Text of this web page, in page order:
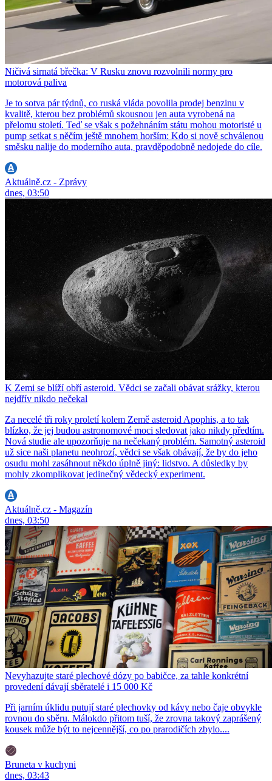
Ničivá sirnatá břečka: V Rusku znovu rozvolnili normy pro
motorová paliva
Je to sotva pár týdnů, co ruská vláda povolila prodej benzinu v
kvalitě, kterou bez problémů skousnou jen auta vyrobená na
přelomu století. Teď se však s požehnáním státu mohou motoristé u
pump setkat s něčím ještě mnohem horším: Kdo si nově schválenou
směsku nalije do moderního auta, pravděpodobně nedojede do cíle.
Aktuálně.cz - Zprávy
dnes, 03:50
K Zemi se blíží obří asteroid. Vědci se začali obávat srážky, kterou
nejdřív nikdo nečekal
Za necelé tři roky proletí kolem Země asteroid Apophis, a to tak
blízko, že jej budou astronomové moci sledovat jako nikdy předtím.
Nová studie ale upozorňuje na nečekaný problém. Samotný asteroid
už sice naši planetu neohrozí, vědci se však obávají, že by do jeho
osudu mohl zasáhnout někdo úplně jiný: lidstvo. A důsledky by
mohly zkomplikovat jedinečný vědecký experiment.
Aktuálně.cz - Magazín
dnes, 03:50
Nevyhazujte staré plechové dózy po babičce, za tahle konkrétní
provedení dávají sběratelé i 15 000 Kč
Při jarním úklidu putují staré plechovky od kávy nebo čaje obvykle
rovnou do sběru. Málokdo přitom tuší, že zrovna takový zaprášený
kousek může být to nejcennější, co po prarodičích zbylo....
Bruneta v kuchyni
dnes, 03:43